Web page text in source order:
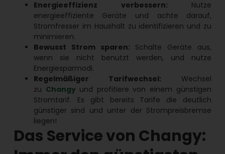
Energieeffizienz verbessern: Nutze
energieeffiziente Geräte und achte darauf,
Stromfresser im Haushalt zu identifizieren und zu
minimieren.
Bewusst Strom sparen: Schalte Geräte aus,
wenn sie nicht benutzt werden, und nutze
Energiesparmodi.
Regelmäßiger Tarifwechsel: Wechsel
zu Changy und profitiere von einem günstigen
Stromtarif. Es gibt bereits Tarife die deutlich
günstiger sind und unter der Strompreisbremse
liegen!
Das Service von Changy: